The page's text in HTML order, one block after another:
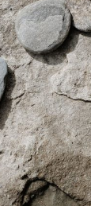
y cobra
compartir y